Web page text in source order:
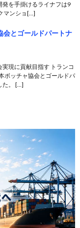
を手掛けるライナフは9
マンショ[…]
会とゴールドパートナ
現に貢献目指す トランコ
ボッチャ協会とゴールドパ
た。 […]